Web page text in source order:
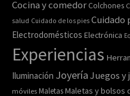
Cocina y comedor Colchones
salud Cuidado de los pies Cuidado
Electrodomésticos Electrónica
Experiencias
Iluminación Joyería Juegos y
móviles MaletasMaletas y bolsos